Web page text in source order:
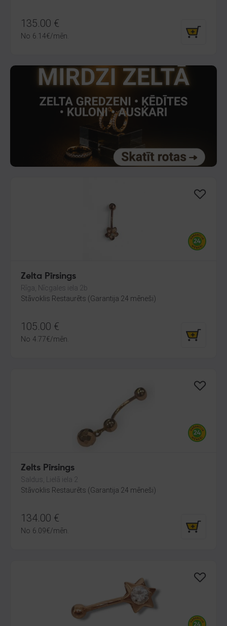
135.00 €
No 6.14€/mēn.
Zelta Pīrsings
Rīga, Nīcgales iela 2b
Stāvoklis Restaurēts (Garantija 24 mēneši)
105.00 €
No 4.77€/mēn.
Zelts Pīrsings
Saldus, Lielā iela 2
Stāvoklis Restaurēts (Garantija 24 mēneši)
134.00 €
No 6.09€/mēn.